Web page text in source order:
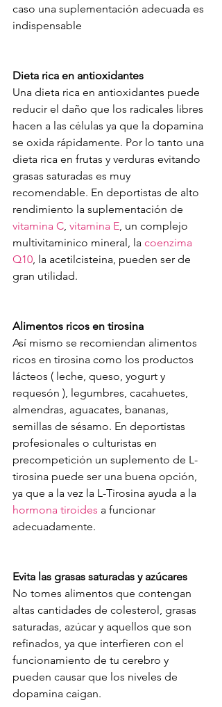
caso una suplementación adecuada es
indispensable
Dieta rica en antioxidantes
Una dieta rica en antioxidantes puede
reducir el daño que los radicales libres
hacen a las células ya que la dopamina
se oxida rápidamente. Por lo tanto una
dieta rica en frutas y verduras evitando
grasas saturadas es muy
recomendable. En deportistas de alto
rendimiento la suplementación de
vitamina C, vitamina E, un complejo
multivitaminico mineral, la coenzima
Q10, la acetilcisteina, pueden ser de
gran utilidad.
Alimentos ricos en tirosina
Así mismo se recomiendan alimentos
ricos en tirosina como los productos
lácteos ( leche, queso, yogurt y
requesón ), legumbres, cacahuetes,
almendras, aguacates, bananas,
semillas de sésamo. En deportistas
profesionales o culturistas en
precompetición un suplemento de L-
tirosina puede ser una buena opción,
ya que a la vez la L-Tirosina ayuda a la
hormona tiroides a funcionar
adecuadamente.
Evita las grasas saturadas y azúcares
No tomes alimentos que contengan
altas cantidades de colesterol, grasas
saturadas, azúcar y aquellos que son
refinados, ya que interfieren con el
funcionamiento de tu cerebro y
pueden causar que los niveles de
dopamina caigan.